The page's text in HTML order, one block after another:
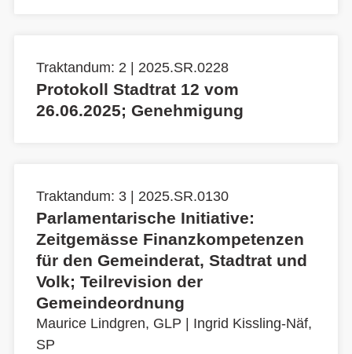
Traktandum: 2 | 2025.SR.0228
Protokoll Stadtrat 12 vom
26.06.2025; Genehmigung
Traktandum: 3 | 2025.SR.0130
Parlamentarische Initiative:
Zeitgemässe Finanzkompetenzen
für den Gemeinderat, Stadtrat und
Volk; Teilrevision der
Gemeindeordnung
Maurice Lindgren, GLP
Ingrid Kissling-Näf,
SP